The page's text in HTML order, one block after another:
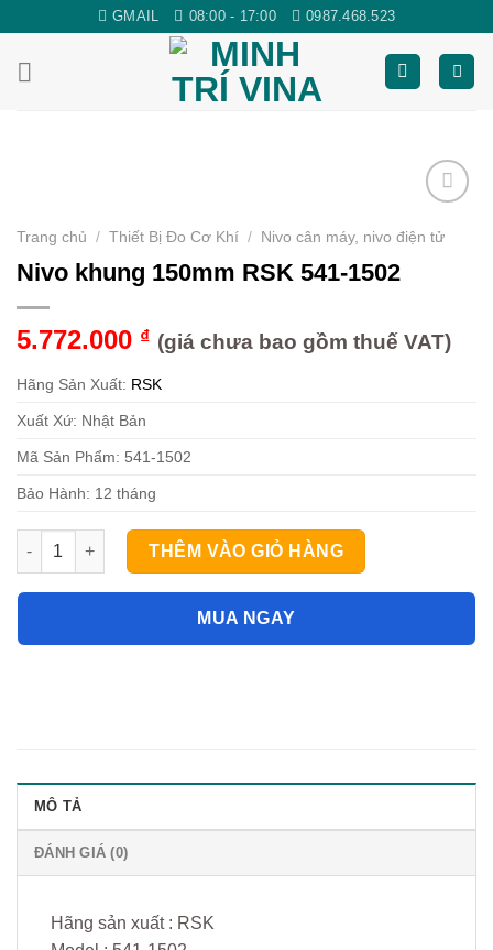
content
GMAIL 08:00 - 17:00 0987.468.523
thích
Trang chủ / Thiết Bị Đo Cơ Khí / Nivo cân máy, nivo điện tử
Nivo khung 150mm RSK 541-1502
5.772.000 ₫ (giá chưa bao gồm thuế VAT)
Hãng Sản Xuất: RSK
Xuất Xứ: Nhật Bản
Mã Sản Phẩm: 541-1502
Bảo Hành: 12 tháng
Nivo khung 150mm RSK 541-1502 số lượng
THÊM VÀO GIỎ HÀNG
MUA NGAY
MÔ TẢ
ĐÁNH GIÁ (0)
Hãng sản xuất : RSK